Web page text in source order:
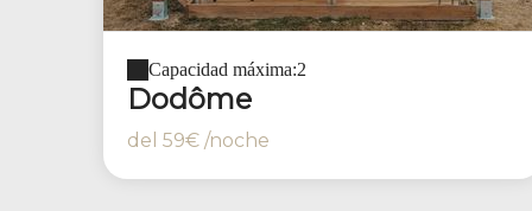
Capacidad máxima:2
Dodôme
del 59€ /noche